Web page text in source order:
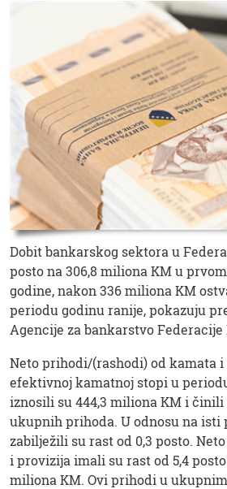
Dobit bankarskog sektora u
posto na 306,8 miliona KM u
godine, nakon 336 miliona KM
periodu godinu ranije, pokazuju
Agencije za bankarstvo Federacije
Neto prihodi/(rashodi) od kamata
efektivnoj kamatnoj stopi u
iznosili su 444,3 miliona KM i činili
ukupnih prihoda. U odnosu na isti
zabilježili su rast od 0,3 posto.
i provizija imali su rast od 5,4
miliona KM. Ovi prihodi u